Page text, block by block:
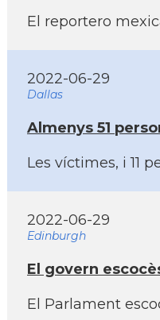
El reportero
2022-06-29
Dallas
Almenys 51
Les ví­ctimes, i 11
2022-06-29
Edinburgh
El govern
El Parlament